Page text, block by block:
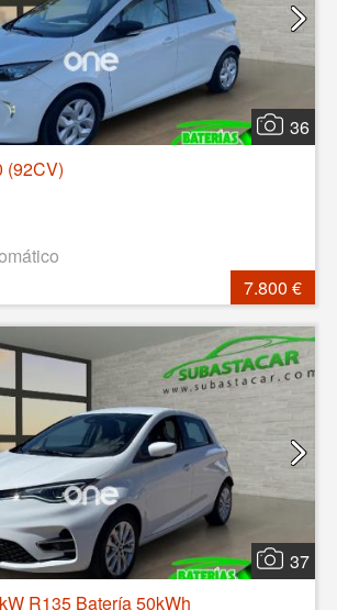
36
(92CV)
7.800 €
37
R135 Batería 50kWh